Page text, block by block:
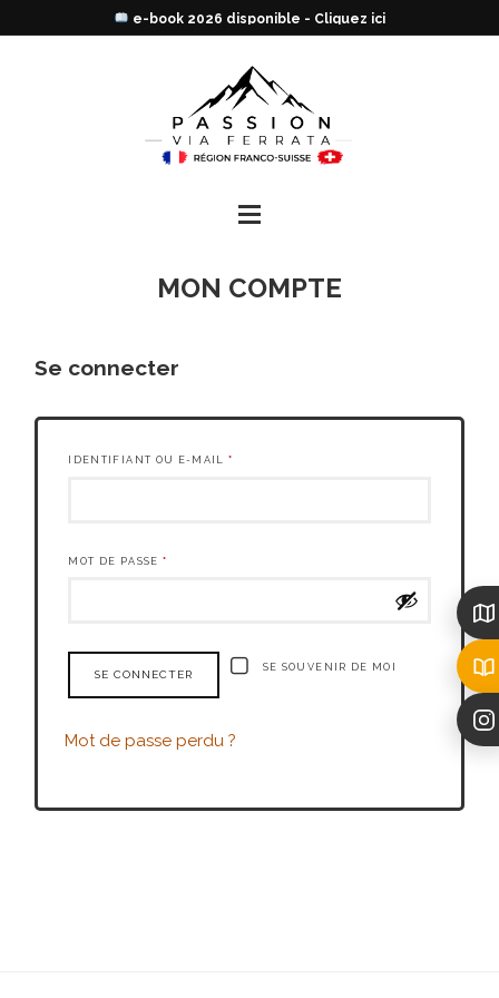
MON COMPTE
Se connecter
IDENTIFIANT OU E-MAIL*
MOT DE PASSE *
SE SOUVENIR DE MOI
SE CONNECTER
Mot de passe perdu ?
e-book 2026 disponible - Cliquez ici